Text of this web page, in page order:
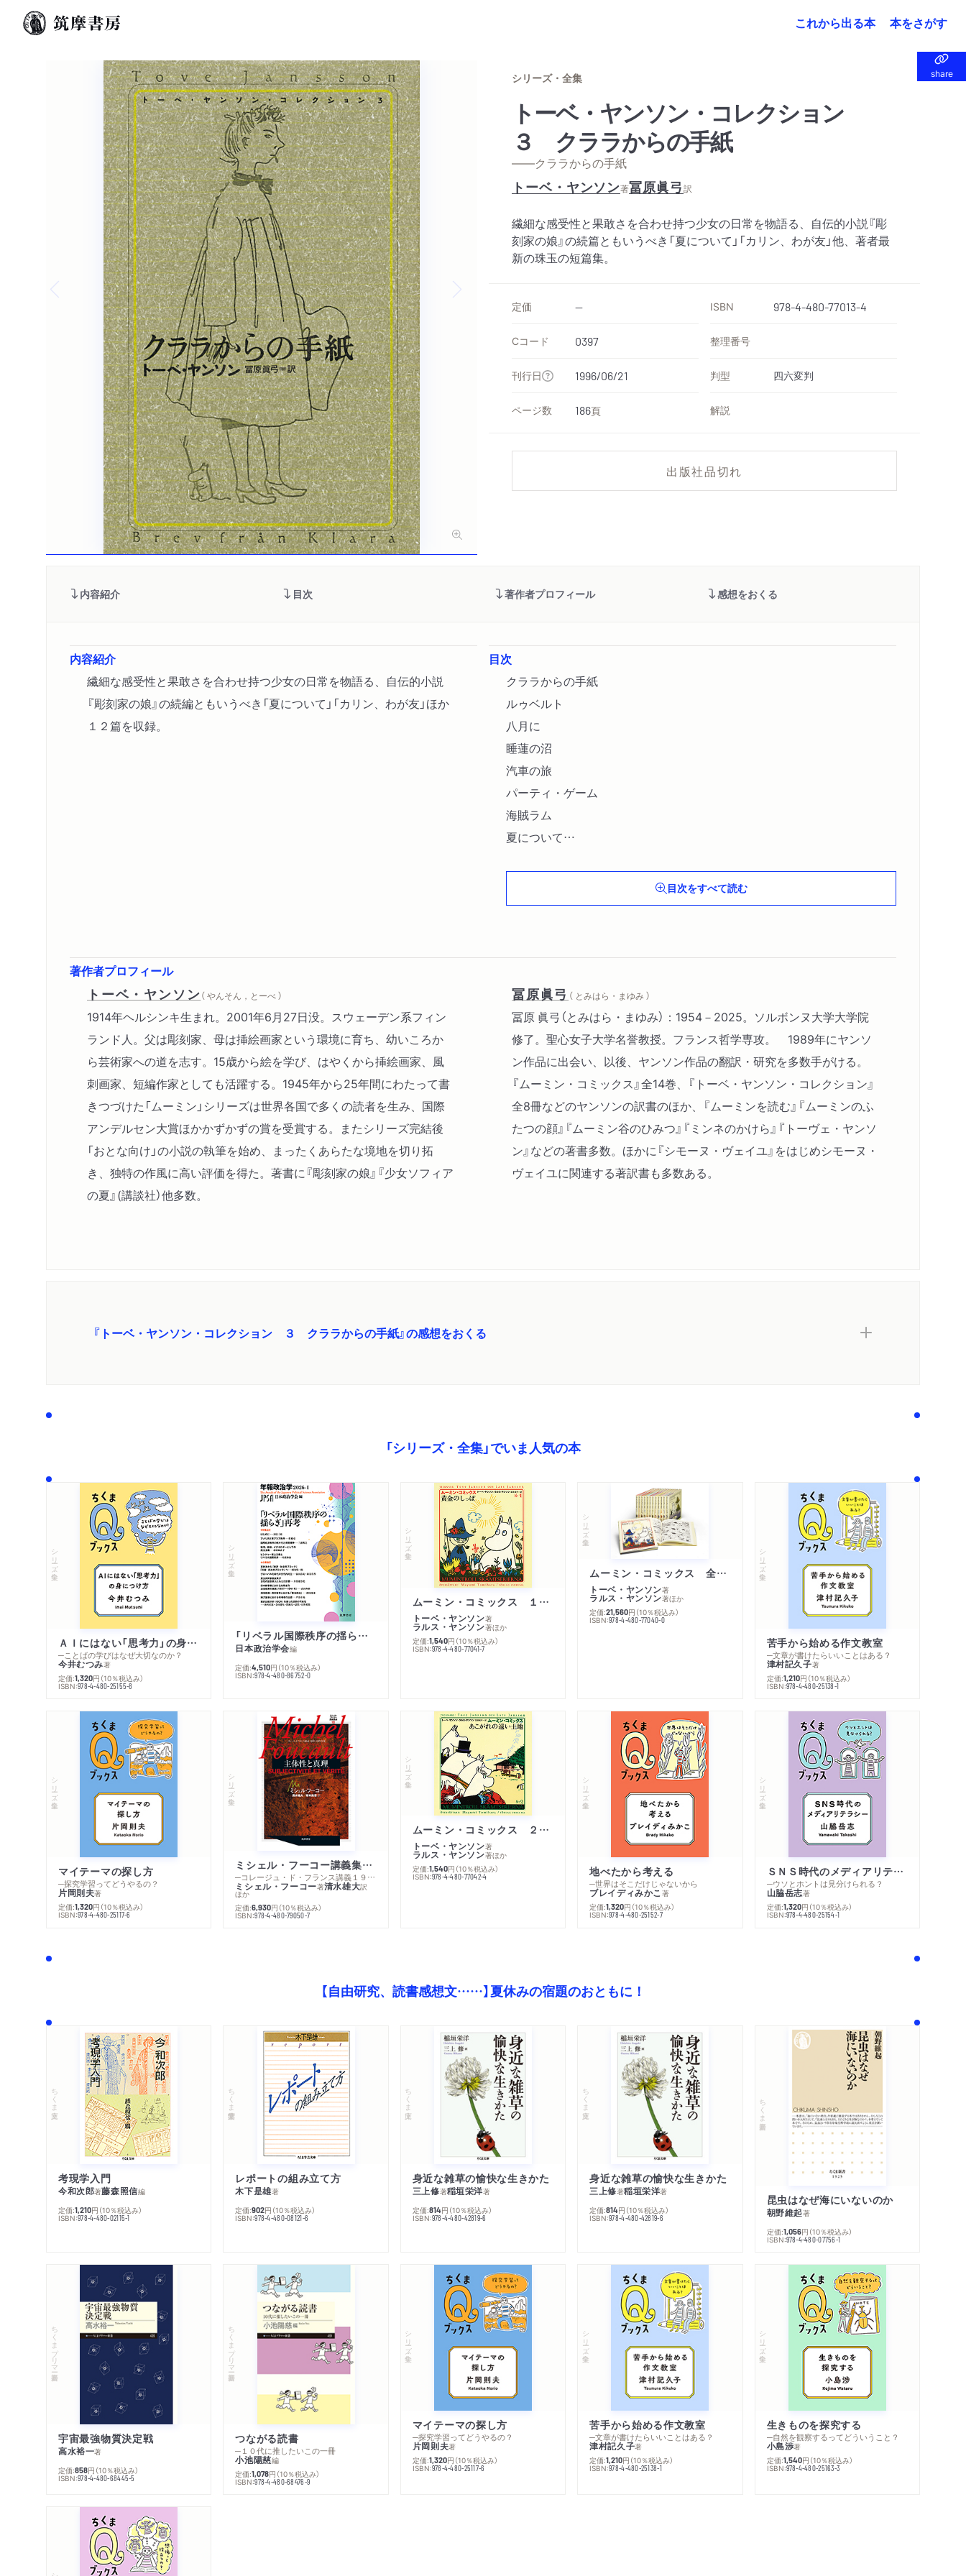
これから出る本 本をさがす
share
share
Previous slide
シリーズ・全集
トーベ・ヤンソン・コレクション
３ クララからの手紙
——クララからの手紙
トーベ・ヤンソン著冨原眞弓訳
繊細な感受性と果敢さを合わせ持つ少女の日常を物語る、自伝的小説『彫
刻家の娘』の続篇ともいうべき「夏について」「カリン、わが友」他、著者最
新の珠玉の短篇集。
定価 -- ISBN 978-4-480-77013-4
Cコード 0397 整理番号
刊行日 1996/06/21 判型 四六変判
ページ数 186頁 解説
出版社品切れ
内容紹介 目次 著作者プロフィール 感想をおくる
内容紹介
繊細な感受性と果敢さを合わせ持つ少女の日常を物語る、自伝的小説
『彫刻家の娘』の続編ともいうべき「夏について」「カリン、わが友」ほか
１２篇を収録。
目次
クララからの手紙
ルゥベルト
八月に
睡蓮の沼
汽車の旅
パーティ・ゲーム
海賊ラム
夏について
エンメリーナ
目次をすべて読む
著作者プロフィール
トーベ・ヤンソン（ やんそん，とーべ ）
1914年ヘルシンキ生まれ。2001年6月27日没。スウェーデン系フィン
ランド人。父は彫刻家、母は挿絵画家という環境に育ち、幼いころか
ら芸術家への道を志す。15歳から絵を学び、はやくから挿絵画家、風
刺画家、短編作家としても活躍する。1945年から25年間にわたって書
きつづけた「ムーミン」シリーズは世界各国で多くの読者を生み、国際
アンデルセン大賞ほかかずかずの賞を受賞する。またシリーズ完結後
「おとな向け」の小説の執筆を始め、まったくあらたな境地を切り拓
き、独特の作風に高い評価を得た。著書に『彫刻家の娘』『少女ソフィア
の夏』(講談社）他多数。
冨原眞弓 （ とみはら・まゆみ ）
冨原 眞弓（とみはら・まゆみ）：1954－2025。ソルボンヌ大学大学院
修了。聖心女子大学名誉教授。フランス哲学専攻。 1989年にヤンソ
ン作品に出会い、以後、ヤンソン作品の翻訳・研究を多数手がける。
『ムーミン・コミックス』全14巻、『トーベ・ヤンソン・コレクション』
全8冊などのヤンソンの訳書のほか、『ムーミンを読む』『ムーミンのふ
たつの顔』『ムーミン谷のひみつ』『ミンネのかけら』『トーヴェ・ヤンソ
ン』などの著書多数。ほかに『シモーヌ・ヴェイユ』をはじめシモーヌ・
ヴェイユに関連する著訳書も多数ある。
『トーベ・ヤンソン・コレクション ３ クララからの手紙』の感想をおくる
「シリーズ・全集」でいま人気の本
シリーズ・全集
ＡＩにはない「思考力」の身につけ方
─ことばの学びはなぜ大切なのか？
今井むつみ著
定価:1,320円 （10％税込み）
ISBN:978-4-480-25155-8
シリーズ・全集
「リベラル国際秩序の揺らぎ」再考 年報政治学２０２６‐Ⅰ
日本政治学会編
定価:4,510円 （10％税込み）
ISBN:978-4-480-86752-0
シリーズ・全集
ムーミン・コミックス １ 黄金のしっぽ
トーベ・ヤンソン著
ラルス・ヤンソン著ほか
定価:1,540円 （10％税込み）
ISBN:978-4-480-77041-7
シリーズ・全集
ムーミン・コミックス 全１４巻セット
トーベ・ヤンソン著
ラルス・ヤンソン著ほか
定価:21,560円 （10％税込み）
ISBN:978-4-480-77040-0
シリーズ・全集
苦手から始める作文教室
─文章が書けたらいいことはある？
津村記久子著
定価:1,210円 （10％税込み）
ISBN:978-4-480-25138-1
シリーズ・全集
マイテーマの探し方
─探究学習ってどうやるの？
片岡則夫著
定価:1,320円 （10％税込み）
ISBN:978-4-480-25117-6
シリーズ・全集
ミシェル・フーコー講義集成１０ 主体性と真理
─コレージュ・ド・フランス講義１９８０－１９８１年度
ミシェル・フーコー著清水雄大訳
ほか
定価:6,930円 （10％税込み）
ISBN:978-4-480-79050-7
シリーズ・全集
ムーミン・コミックス ２ あこがれの遠い土地
トーベ・ヤンソン著
ラルス・ヤンソン著ほか
定価:1,540円 （10％税込み）
ISBN:978-4-480-77042-4
シリーズ・全集
地べたから考える
─世界はそこだけじゃないから
ブレイディみかこ著
定価:1,320円 （10％税込み）
ISBN:978-4-480-25152-7
シリーズ・全集
ＳＮＳ時代のメディアリテラシー
─ウソとホントは見分けられる？
山脇岳志著
定価:1,320円 （10％税込み）
ISBN:978-4-480-25154-1
【自由研究、読書感想文……】夏休みの宿題のおともに！
ちくま文庫
考現学入門
今和次郎著藤森照信編
定価:1,210円 （10％税込み）
ISBN:978-4-480-02115-1
ちくま学芸文庫
レポートの組み立て方
木下是雄著
定価:902円 （10％税込み）
ISBN:978-4-480-08121-6
ちくま文庫
身近な雑草の愉快な生きかた
三上修著稲垣栄洋著
定価:814円 （10％税込み）
ISBN:978-4-480-42819-6
ちくま文庫
身近な雑草の愉快な生きかた
三上修著稲垣栄洋著
定価:814円 （10％税込み）
ISBN:978-4-480-42819-6
ちくま新書
昆虫はなぜ海にいないのか
朝野維起著
定価:1,056円 （10％税込み）
ISBN:978-4-480-07756-1
ちくまプリマー新書
宇宙最強物質決定戦
高水裕一著
定価:858円 （10％税込み）
ISBN:978-4-480-68445-5
ちくまプリマー新書
つながる読書
─１０代に推したいこの一冊
小池陽慈編
定価:1,078円 （10％税込み）
ISBN:978-4-480-68476-9
シリーズ・全集
マイテーマの探し方
─探究学習ってどうやるの？
片岡則夫著
定価:1,320円 （10％税込み）
ISBN:978-4-480-25117-6
シリーズ・全集
苦手から始める作文教室
─文章が書けたらいいことはある？
津村記久子著
定価:1,210円 （10％税込み）
ISBN:978-4-480-25138-1
シリーズ・全集
生きものを探究する
─自然を観察するってどういうこと？
小島渉著
定価:1,540円 （10％税込み）
ISBN:978-4-480-25163-3